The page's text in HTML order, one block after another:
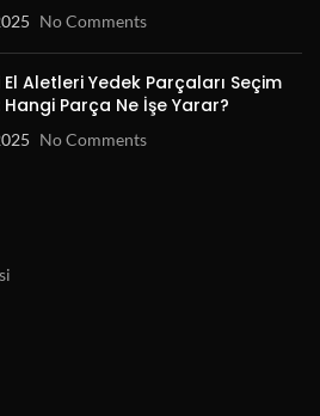
No Comments
El Aletleri Yedek Parçaları Seçim
Hangi Parça Ne İşe Yarar?
No Comments